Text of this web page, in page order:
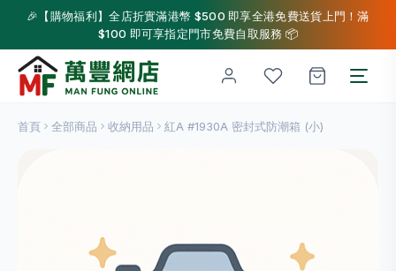
🎉【購物福利】全店折實滿港幣 $500 即享全港免費送貨上門！滿
$100 即可享指定門市免費自取服務 📦
首頁 全部商品 收納用品 紅A #1930A 密封式防潮箱 (小)